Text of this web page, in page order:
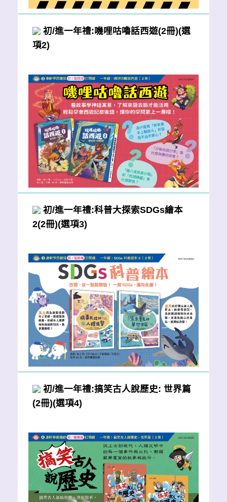
初/進一年禮:嘰哩咕嚕話西遊(2冊)(選
項2)
初/進一年禮:科普大探索SDGs繪本
2(2冊)(選項3)
初/進一年禮:搞笑古人說歷史: 世界篇
(2冊)(選項4)